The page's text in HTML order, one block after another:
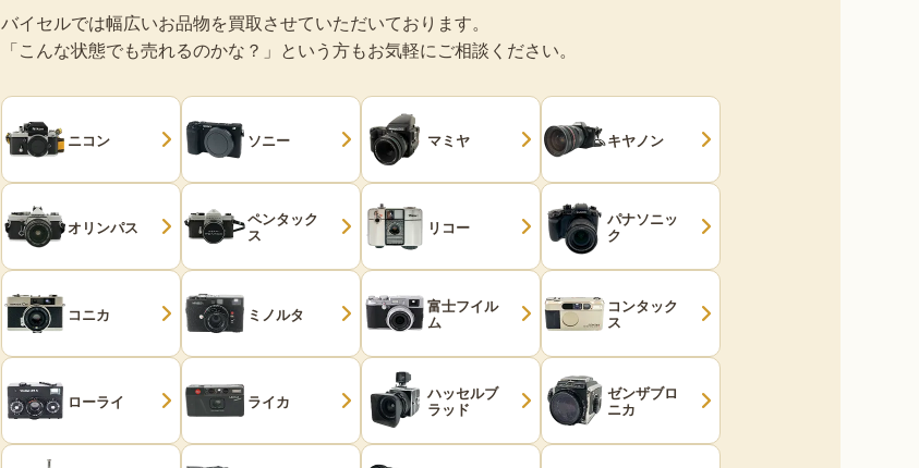
バイセルでは幅広いお品物を買取させていただいております。
「こんな状態でも売れるのかな？」という方もお気軽にご相談ください。
ニコン ソニー マミヤ キヤノン
オリンパス ペンタック
ス リコー パナソニッ
ク
コニカ ミノルタ 富士フイル
ム
コンタック
ス
ローライ ライカ ハッセルブ
ラッド
ゼンザブロ
ニカ